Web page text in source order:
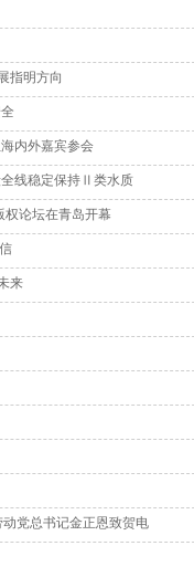
指明方向
内外嘉宾参会
线稳定保持Ⅱ类水质
论坛在青岛开幕
来
党总书记金正恩致贺电